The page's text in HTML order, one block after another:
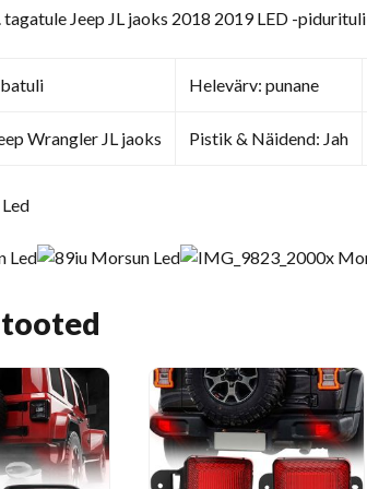
tagatule Jeep JL jaoks 2018 2019 LED -pidurituli
Helevärv: punane
Wrangler JL jaoks Pistik & Näidend: Jah